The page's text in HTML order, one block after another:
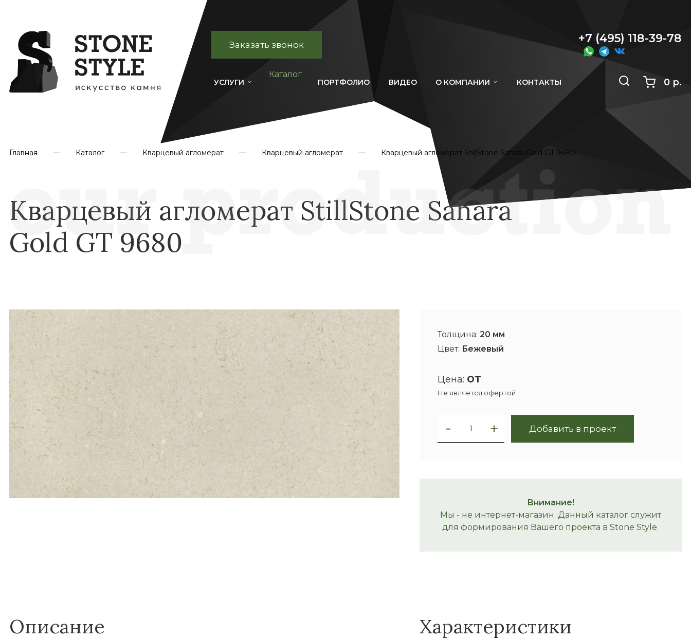
Заказать звонок +7 (495) 118-39-78
УСЛУГИ
Каталог
ПОРТФОЛИО ВИДЕО О КОМПАНИИ КОНТАКТЫ 0 р.
Главная Каталог Кварцевый агломерат Кварцевый агломерат Кварцевый агломерат StillStone Sahara Gold GT 9680
Кварцевый агломерат StillStone Sahara
Gold GT 9680
Толщина: 20 мм
Цвет: Бежевый
Цена: от
Не является офертой
Добавить в проект
Внимание!
Мы - не интернет-магазин. Данный каталог служит
для формирования Вашего проекта в Stone Style.
Описание Характеристики